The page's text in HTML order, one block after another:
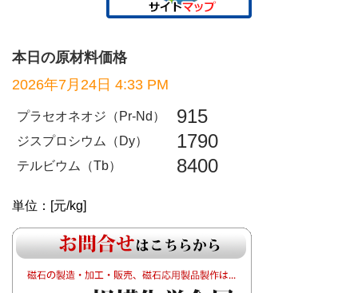
本日の原材料価格
2026年7月24日 4:33 PM
プラセオネオジ（Pr-Nd） 915
ジスプロシウム（Dy） 1790
テルビウム（Tb） 8400
単位：[元/kg]